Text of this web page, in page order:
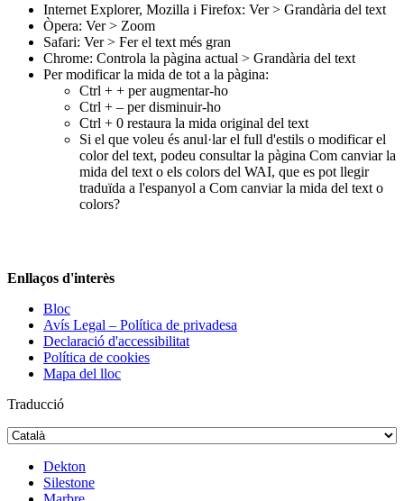
Internet Explorer, Mozilla i Firefox: Ver > Grandària del text
Òpera: Ver > Zoom
Safari: Ver > Fer el text més gran
Chrome: Controla la pàgina actual > Grandària del text
Per modificar la mida de tot a la pàgina:
Ctrl + + per augmentar-ho
Ctrl + – per disminuir-ho
Ctrl + 0 restaura la mida original del text
Si el que voleu és anul·lar el full d'estils o modificar el
color del text, podeu consultar la pàgina Com canviar la
mida del text o els colors del WAI, que es pot llegir
traduïda a l'espanyol a Com canviar la mida del text o
colors?
Enllaços d'interès
Bloc
Avís Legal – Política de privadesa
Declaració d'accessibilitat
Política de cookies
Mapa del lloc
Traducció
Dekton
Silestone